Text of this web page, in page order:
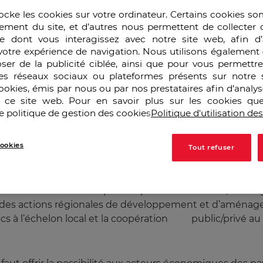
des marchés, sans compromettre la collectivité
aux origines historiques du protectionnisme,
différents « rounds » de l’OMC (ci-devant GATT)
pourtant taxée de protectionniste, c’est
70 Firmes multinationales figurent parmi les 2000
français contre 10% au Royaume Uni et 5% aux USA
de regarder autrement la mondialisation. Et dans
majeur puisqu’il lui appartient de mettre en place
aux entreprises et aux territoires de répondre plus
environnement de plus en plus concurrentiel,
actions régionales de développement et
à l’échelon local et la coopération public/privé
les cookies sur votre ordinateur. Certains cookies
du site, et d’autres nous permettent de collecter
dont vous interagissez avec notre site web, afin
expérience de navigation. Nous utilisons
de la publicité ciblée, ainsi que pour vous
réseaux sociaux ou plateformes présents sur notre
émis par nous ou par nos prestataires afin
ce site web. Pour en savoir plus sur les cookies
politique de gestion des cookiesPolitique d'utilisation
Tout refuser